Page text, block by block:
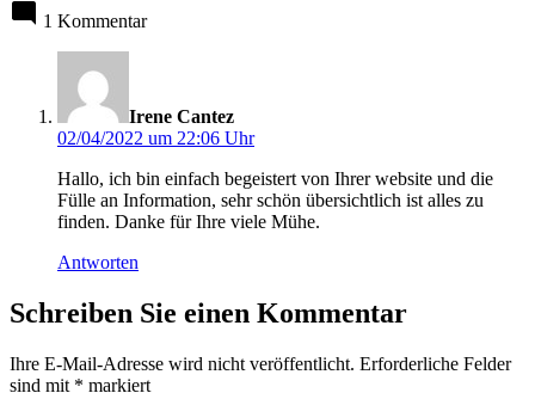
1 Kommentar
Irene Cantez
02/04/2022 um 22:06 Uhr
Hallo, ich bin einfach begeistert von Ihrer website und die
Fülle an Information, sehr schön übersichtlich ist alles zu
finden. Danke für Ihre viele Mühe.
Antworten
Schreiben Sie einen Kommentar
Ihre E-Mail-Adresse wird nicht veröffentlicht. Erforderliche Felder
sind mit * markiert